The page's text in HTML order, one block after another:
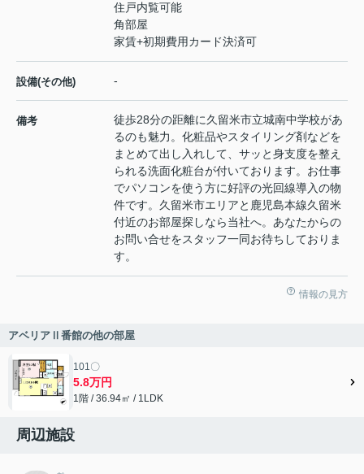
住戸内覧可能
角部屋
家賃+初期費用カード決済可
設備(その他) -
備考
徒歩28分の距離に久留米市立城南中学校があ
るのも魅力。化粧品やスタイリング剤などを
まとめて出し入れして、サッと身支度を整え
られる洗面化粧台が付いております。お仕事
でパソコンを使う方に好評の光回線導入の物
件です。久留米市エリアと鹿児島本線久留米
付近のお部屋探しなら当社へ。あなたからの
お問い合せをスタッフ一同お待ちしておりま
す。
情報の見方
アベリアⅡ番館の他の部屋
101〇
5.8万円
1階 / 36.94㎡ / 1LDK
周辺施設